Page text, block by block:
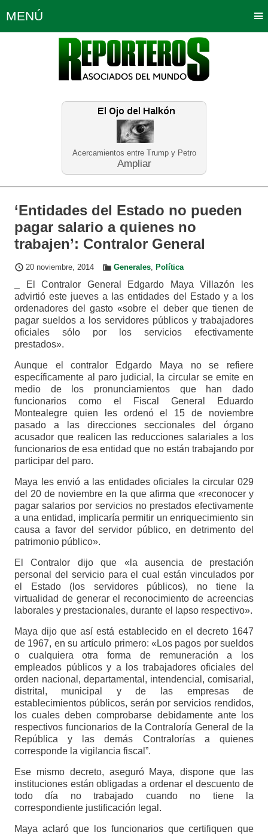
Acercamientos entre Trump y Petro
Ampliar
MENÚ
Política Opinión Bogotá
Planeta Tierra Deportes
Educación Neira
‘Entidades del Estado no pueden
pagar salario a quienes no
trabajen’: Contralor General
20 noviembre, 2014 Generales, Política
El Contralor General Edgardo Maya Villazón les
advirtió este jueves a las entidades del Estado y a los
ordenadores del gasto «sobre el deber que tienen de
pagar sueldos a los servidores públicos y trabajadores
oficiales sólo por los servicios efectivamente
prestados».
Aunque el contralor Edgardo Maya no se refiere
específicamente al paro judicial, la circular se emite en
medio de los pronunciamientos que han dado
funcionarios como el Fiscal General Eduardo
Montealegre quien les ordenó el 15 de noviembre
pasado a las direcciones seccionales del órgano
acusador que realicen las reducciones salariales a los
funcionarios de esa entidad que no están trabajando por
participar del paro.
Maya les envió a las entidades oficiales la circular 029
del 20 de noviembre en la que afirma que «reconocer y
pagar salarios por servicios no prestados efectivamente
a una entidad, implicaría permitir un enriquecimiento sin
causa a favor del servidor público, en detrimento del
patrimonio público».
El Contralor dijo que «la ausencia de prestación
personal del servicio para el cual están vinculados por
el Estado (los servidores públicos), no tiene la
virtualidad de generar el reconocimiento de acreencias
laborales y prestacionales, durante el lapso respectivo».
Maya dijo que así está establecido en el decreto 1647
de 1967, en su artículo primero: «Los pagos por sueldos
o cualquiera otra forma de remuneración a los
empleados públicos y a los trabajadores oficiales del
orden nacional, departamental, intendencial, comisarial,
distrital, municipal y de las empresas de
establecimientos públicos, serán por servicios rendidos,
los cuales deben comprobarse debidamente ante los
respectivos funcionarios de la Contraloría General de la
República y las demás Contralorías a quienes
corresponde la vigilancia fiscal”.
Ese mismo decreto, aseguró Maya, dispone que las
instituciones están obligadas a ordenar el descuento de
todo día no trabajado cuando no tiene la
correspondiente justificación legal.
Maya aclaró que los funcionarios que certifiquen que